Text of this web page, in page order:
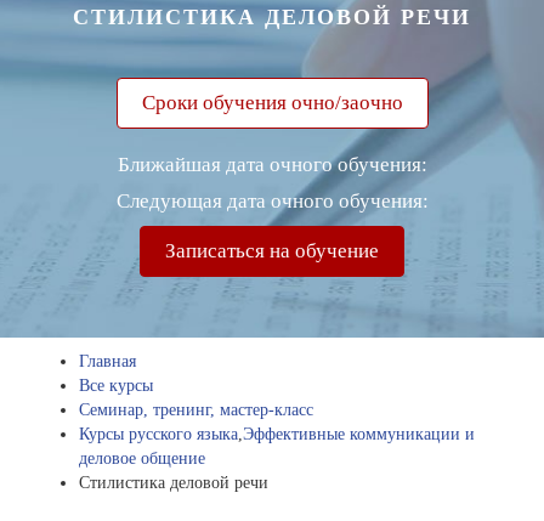
СТИЛИСТИКА ДЕЛОВОЙ РЕЧИ
Сроки обучения очно/заочно
Ближайшая дата очного обучения:
Следующая дата очного обучения:
Записаться на обучение
Главная
Все курсы
Семинар, тренинг, мастер-класс
Курсы русского языка,Эффективные коммуникации и
деловое общение
Стилистика деловой речи